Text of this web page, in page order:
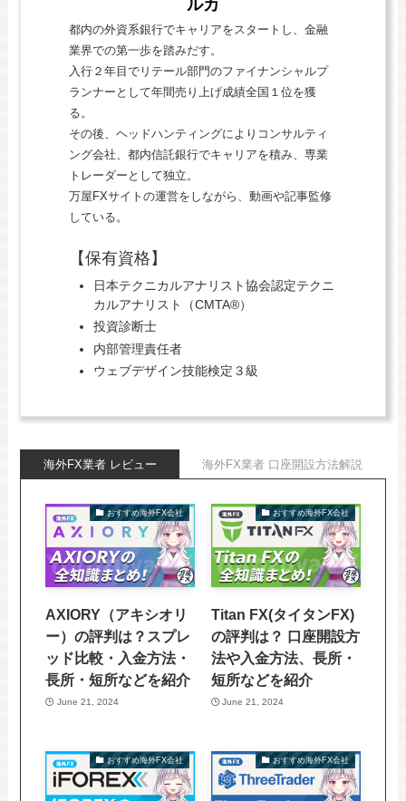
ルカ
都内の外資系銀行でキャリアをスタートし、金融
業界での第一歩を踏みだす。
入行２年目でリテール部門のファイナンシャルプ
ランナーとして年間売り上げ成績全国１位を獲
る。
その後、ヘッドハンティングによりコンサルティ
ング会社、都内信託銀行でキャリアを積み、専業
トレーダーとして独立。
万屋FXサイトの運営をしながら、動画や記事監修
している。
【保有資格】
日本テクニカルアナリスト協会認定テクニ
カルアナリスト（CMTA®）
投資診断士
内部管理責任者
ウェブデザイン技能検定３級
海外FX業者 レビュー 海外FX業者 口座開設方法解説
おすすめ海外FX会社
AXIORY（アキシオリ
ー）の評判は？スプレ
ッド比較・入金方法・
長所・短所などを紹介
June 21, 2024
おすすめ海外FX会社
Titan FX(タイタンFX)
の評判は？ 口座開設方
法や入金方法、長所・
短所などを紹介
June 21, 2024
おすすめ海外FX会社 おすすめ海外FX会社